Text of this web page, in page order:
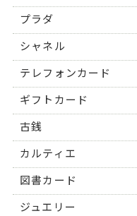
プラダ
シャネル
テレフォンカード
ギフトカード
古銭
カルティエ
図書カード
ジュエリー